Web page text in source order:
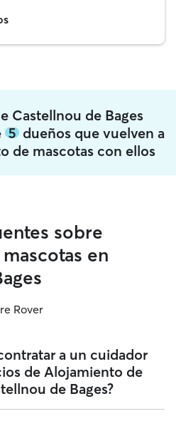
Castellnou de Bages
5 dueños que vuelven a
de mascotas con ellos
sobre
en
Rover
a un cuidador
de Alojamiento de
de Bages?